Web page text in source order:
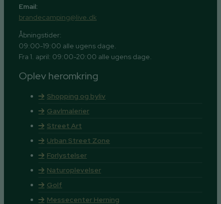
Email:
brandecamping@live.dk
Åbningstider:
09:00-19:00 alle ugens dage.
Fra 1. april: 09:00-20:00 alle ugens dage.
Oplev heromkring
Shopping og byliv
Gavlmalerier
Street Art
Urban Street Zone
Forlystelser
Naturoplevelser
Golf
Messecenter Herning